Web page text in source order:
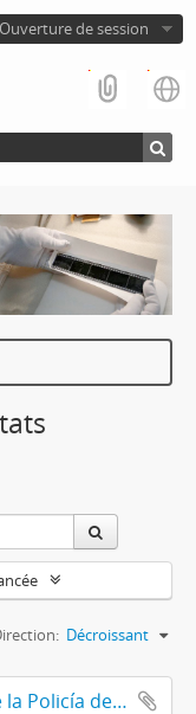
Ouverture de session
Décroissant
Argentina. Brigada Femenina de la Policía de la Provincia de Buenos Aires